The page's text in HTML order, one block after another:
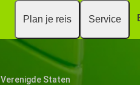
Plan je reis Service
Verenigde Staten